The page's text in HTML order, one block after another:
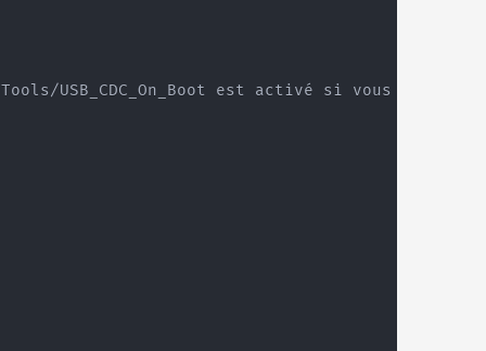
USB_CDC_On_Boot est activé si vous